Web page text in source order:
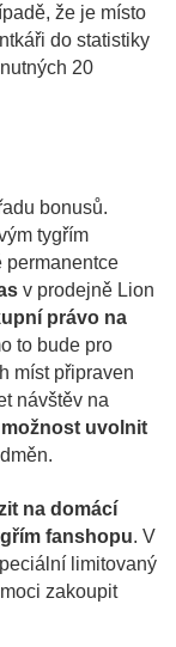
že je místo
do statistiky
20
bonusů.
tygřím
permanentce
v prodejně Lion
právo na
to bude pro
míst připraven
návštěv na
možnost uvolnit
na domácí
fanshopu. V
limitovaný
zakoupit